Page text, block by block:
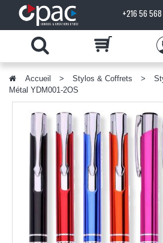
+216 56
Accueil > Stylos & Coffrets >
Métal YDM001-2OS
PRODUITS